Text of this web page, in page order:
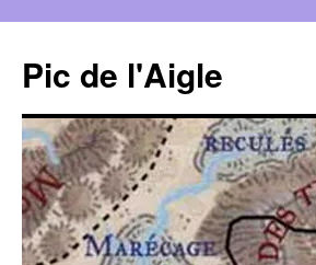
contenu
Pic de l'Aigle